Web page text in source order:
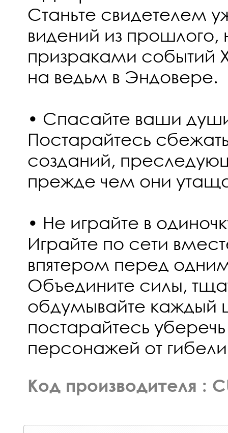
Станьте свидетелем
видений из прошлого,
призраками событий
на ведьм в Эндовере.
• Спасайте ваши
Постарайтесь
созданий,
прежде чем они
• Не играйте в
Играйте по сети
впятером перед
Объедините силы,
обдумывайте каждый
постарайтесь
персонажей от
Код производителя :